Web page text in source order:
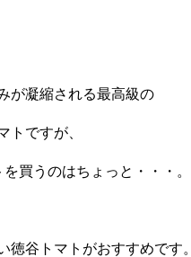
が凝縮される最高級の
トですが、
買うのはちょっと・・・。
徳谷トマトがおすすめです。